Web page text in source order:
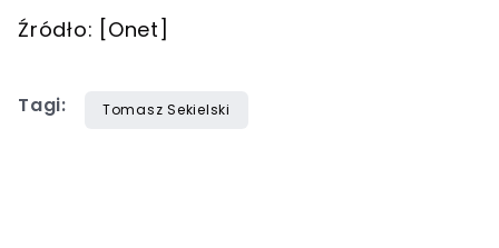
Źródło: [Onet]
Tagi: Tomasz Sekielski